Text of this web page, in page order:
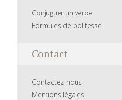
Conjuguer un verbe
Formules de politesse
Contact
Contactez-nous
Mentions légales